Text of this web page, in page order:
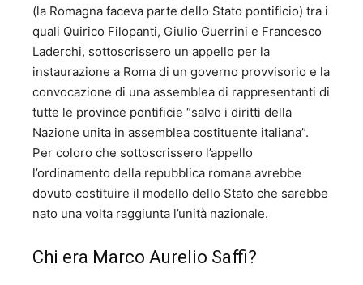
(la Romagna faceva parte dello Stato pontificio) tra i
quali Quirico Filopanti, Giulio Guerrini e Francesco
Laderchi, sottoscrissero un appello per la
instaurazione a Roma di un governo provvisorio e la
convocazione di una assemblea di rappresentanti di
tutte le province pontificie “salvo i diritti della
Nazione unita in assemblea costituente italiana”.
Per coloro che sottoscrissero l’appello
l’ordinamento della repubblica romana avrebbe
dovuto costituire il modello dello Stato che sarebbe
nato una volta raggiunta l’unità nazionale.
Chi era Marco Aurelio Saffi?